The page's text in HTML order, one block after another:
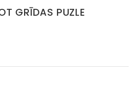
GRĪDAS PUZLE